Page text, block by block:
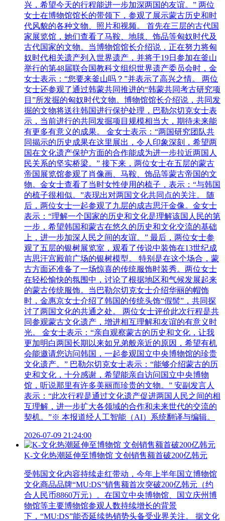
兴，希望今天的行程能进一步加深两国的友谊。” 两位
女士在博物馆馆长的带领下，参观了展示蒙古历史和时
代风貌的各种文物、照片和视频。 首先在三层的古代国
家展览馆，她们查看了马鞍、地毯、饰品等匈奴时代及
古代国家的文物。当博物馆馆长介绍说，正在努力将匈
奴时代相关遗产列入世界遗产，并将于19日参加在釜山
举行的第48届联合国教科文组织世界遗产委员会时，金
女士表示：“您要来釜山吗？”并表示了高兴之情。 两位
女士还参观了通过韩蒙共同推进的“韩蒙共同考古研究项
目”所发掘的匈奴时代文物。博物馆馆长介绍说，共同发
掘的文物将送往韩国进行保护处理，巴勒尔切克女士表
示，当前进行的共同发掘项目规模相当大，期待未来能
有更多有意义的成果。 金女士表示：“两国研究团队共
同揭示的历史成果在这里展出，令人印象深刻，希望两
国在文化遗产保护方面的合作能成为进一步拉近两国人
民关系的坚实桥梁。” 接下来，两位女士在五层的蒙古
帝国展览馆参观了肖像画、马鞍、饰品等蒙古帝国的文
物。金女士查看了当时女性使用的梳子，表示：“与韩国
的梳子很相似。”表现出对两国文化共同点的关注。 随
后，两位女士一起参观了九层的成吉思汗金像。金女士
表示：“理解一个国家的历史和文化是理解该国人民的第
一步，希望韩国和蒙古在悠久的历史和文化交流的基础
上，进一步加深人民之间的友谊。” 最后，两位女士参
观了五层的银树展览室，观看了传说中装饰在13世纪成
吉思汗宫殿前广场的银树模型。 特别是在这个场合，蒙
古方面还准备了一场惊喜的传统服饰时装秀。两位女士
在轻松愉快的氛围中，讨论了根据地区和气候发展起来
的蒙古传统服饰。当巴勒尔切克女士介绍华丽的帽饰
时，金惠京女士介绍了韩国的传统头饰“假髻”，共同探
讨了两国文化的共通之处。 两位女士评价此次行程是共
同参观蒙古文化遗产，增进相互理解和友谊的有意义时
光。 金女士表示：“亲自观察蒙古的历史和文化，让我
更加明白两国长期以来如兄弟般亲近的原因，希望有机
会能邀请您访问韩国，一起参观国立中央博物馆的珍贵
文化遗产。” 巴勒尔切克女士表示：“能够介绍蒙古的历
史和文化，十分感谢，希望能亲自访问国立中央博物
馆，听说那里有许多美丽而珍贵的文物。” 安副发言人
表示：“此次行程是通过文化遗产促进两国人民之间的相
互理解，进一步扩大各领域的合作和未来世代的交流的
契机。”※ 本报道经人工智能（AI）系统翻译与编辑。
2026-07-09 21:24:00
K-文化热潮延伸至博物馆 文创销售额首破200亿韩元
受韩国文化内容持续走红带动，今年上半年国立博物馆
文化商品品牌“MU:DS”销售额首次突破200亿韩元（约
合人民币8860万元）。在国立中央博物馆、国立庆州博
物馆等主要博物馆参观人数持续增长的背景
下，“MU:DS”能否延续热销势头备受业界关注。 据文化